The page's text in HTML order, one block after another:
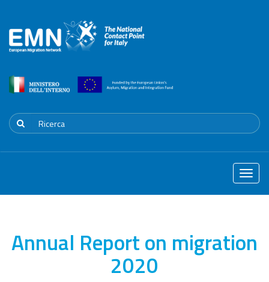
Toggle
Annual Report on migration
2020